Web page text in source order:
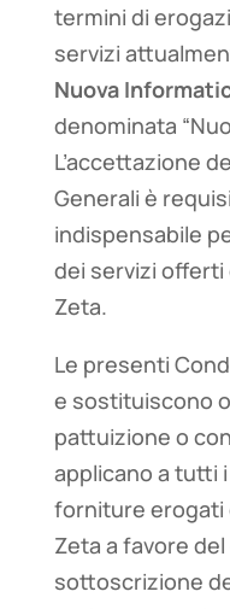
termini di
servizi
Nuova
denominata
L’accettazione
Generali è
indispensabile
dei servizi offerti
Zeta.
Le presenti
e sostituiscono
pattuizione o
applicano a tutti
forniture erogati
Zeta a favore
sottoscrizione